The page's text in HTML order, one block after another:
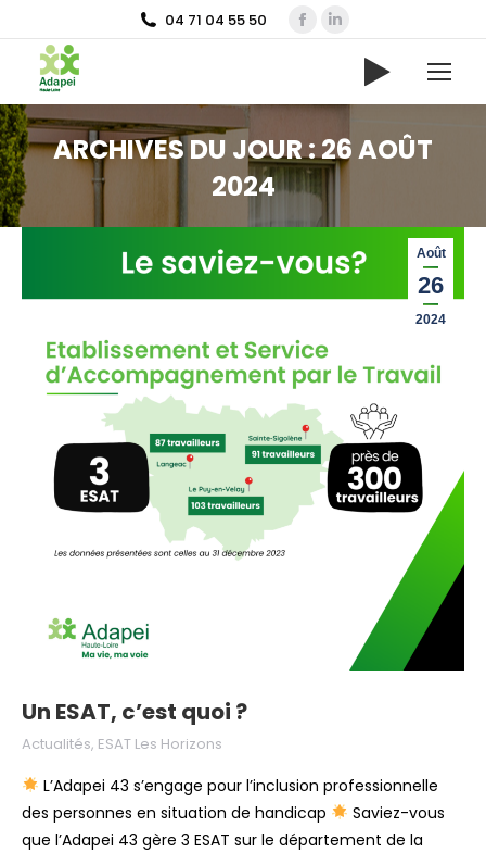
04 71 04 55 50
Facebook
in
window
opens
in
window
ARCHIVES DU JOUR :26 AOÛT
2024
Vous êtes ici :
Août
26
2024
Un ESAT, c’est quoi ?
Actualités, ESAT Les Horizons
L’Adapei 43 s’engage pour l’inclusion professionnelle
des personnes en situation de handicap
Saviez-vous
que l’Adapei 43 gère 3 ESAT sur le département de la